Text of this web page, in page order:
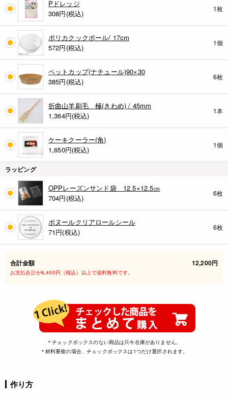
Pドレッジ
308円(税込)
1枚
ポリカクックボール/ 17cm
572円(税込)
1個
ペットカップ(ナチュール)90×30
385円(税込)
6枚
折曲山羊刷毛 極(きわめ) / 45mm
1,364円(税込)
1本
ケーキクーラー(角)
1,650円(税込)
1個
ラッピング
OPPレーズンサンド袋 12.5×12.5㎝
704円(税込)
6枚
ボヌールクリアロールシール
71円(税込)
6枚
合計金額 12,200円
お支払合計が6,400円（税込）以上で送料無料です。
＊チェックボックスのない商品は只今在庫がありません。
＊材料重複の場合、チェックボックスは1つだけ選択されます。
作り方